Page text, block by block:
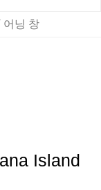
어닝 창
Island